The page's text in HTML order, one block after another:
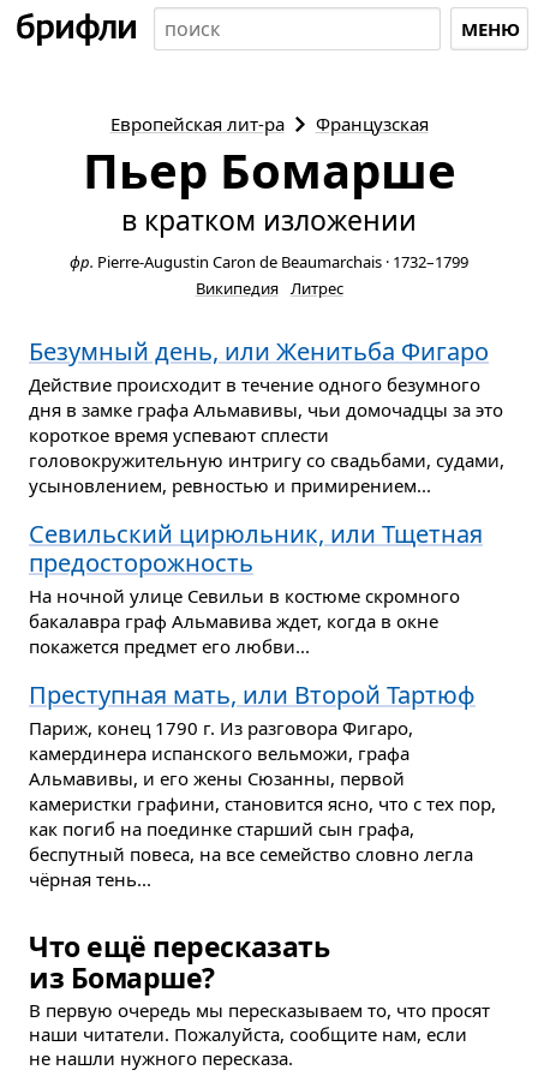
МЕНЮ
Европейская лит-ра Французская
Пьер Бомарше
в кратком изложении
фр. Pierre-Augustin Caron de Beaumarchais · 1732–1799
Википедия Литрес
Безумный день, или Женитьба Фигаро
Действие происходит в течение одного безумного
дня в замке графа Альмавивы, чьи домочадцы за это
короткое время успевают сплести
головокружительную интригу со свадьбами, судами,
усыновлением, ревностью и примирением...
Севильский цирюльник, или Тщетная
предосторожность
На ночной улице Севильи в костюме скромного
бакалавра граф Альмавива ждет, когда в окне
покажется предмет его любви...
Преступная мать, или Второй Тартюф
Париж, конец 1790 г. Из разговора Фигаро,
камердинера испанского вельможи, графа
Альмавивы, и его жены Сюзанны, первой
камеристки графини, становится ясно, что с тех пор,
как погиб на поединке старший сын графа,
беспутный повеса, на все семейство словно легла
чёрная тень...
Что ещё пересказать
из Бомарше?
В первую очередь мы пересказываем то, что просят
наши читатели. Пожалуйста, сообщите нам, если
не нашли нужного пересказа.